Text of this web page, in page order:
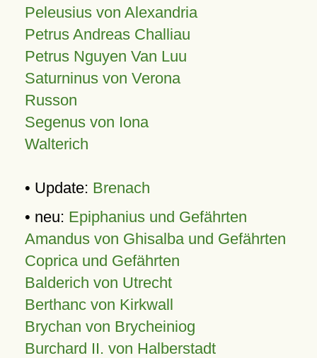
Peleusius von Alexandria
Petrus Andreas Challiau
Petrus Nguyen Van Luu
Saturninus von Verona
Russon
Segenus von Iona
Walterich
• Update: Brenach
• neu: Epiphanius und Gefährten
Amandus von Ghisalba und Gefährten
Coprica und Gefährten
Balderich von Utrecht
Berthanc von Kirkwall
Brychan von Brycheiniog
Burchard II. von Halberstadt